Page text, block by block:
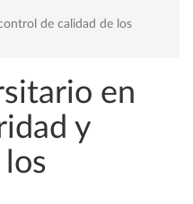
de calidad de los
en
y